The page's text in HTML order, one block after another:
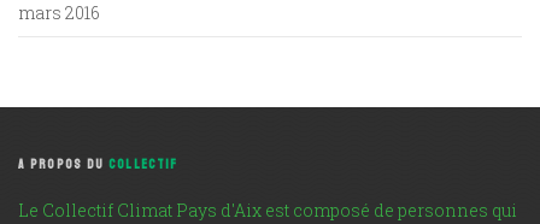
mars 2016
A PROPOS DUCOLLECTIF
Le Collectif Climat Pays d'Aix est composé de personnes qui